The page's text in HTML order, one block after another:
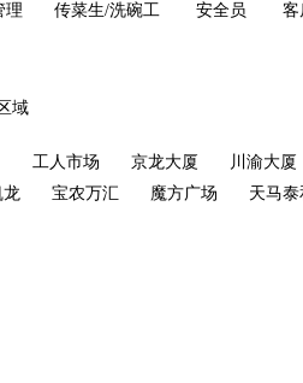
理 传菜生/洗碗工 安全员 客
域
工人市场 京龙大厦 川渝大厦
龙 宝农万汇 魔方广场 天马